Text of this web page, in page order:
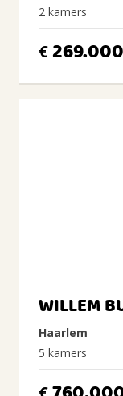
2 kamers
€269.000
WILLEM
Haarlem
5 kamers